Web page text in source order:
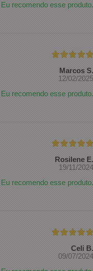
Eu recomendo esse produto.
Marcos S.
12/02/2025
Eu recomendo esse produto.
Rosilene E.
19/11/2024
Eu recomendo esse produto.
Celi B.
09/07/2024